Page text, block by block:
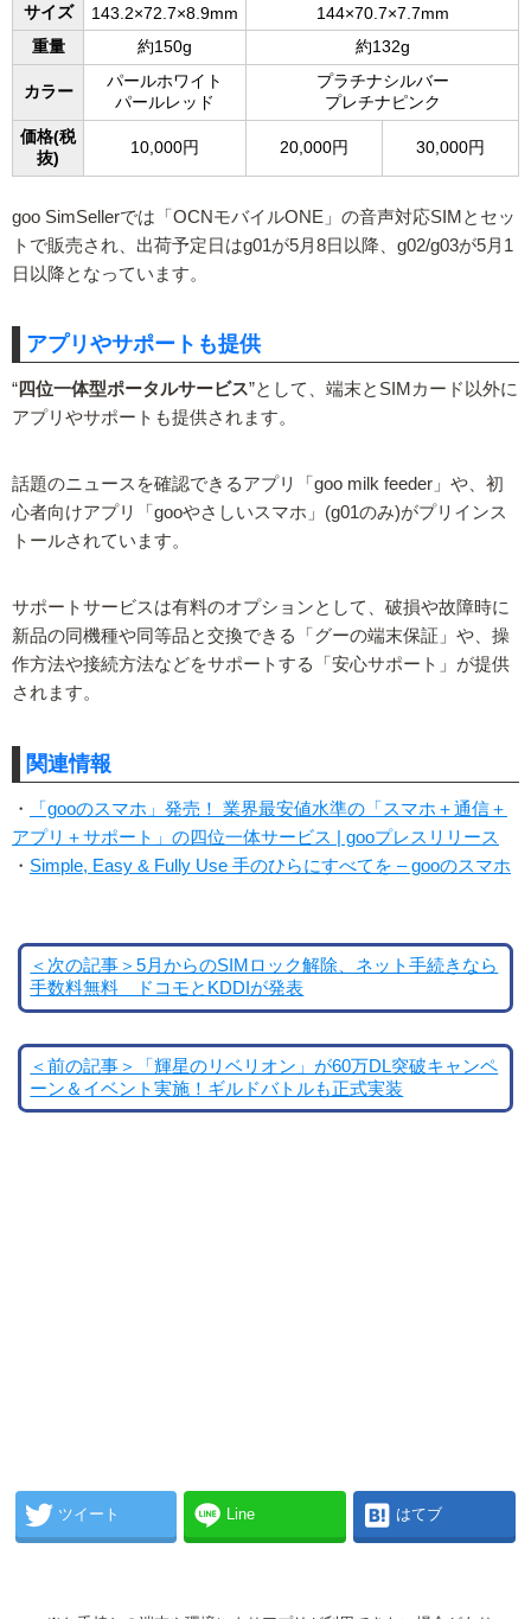
サイズ
143.2×72.7×8.9mm
144×70.7×7.7mm
重量
約150g 約132g
カラー
パールホワイト
パールレッド
プラチナシルバー
プレチナピンク
価格(税
抜)
10,000円 20,000円 30,000円
goo SimSellerでは「OCNモバイルONE」の音声対応SIMとセッ
トで販売され、出荷予定日はg01が5月8日以降、g02/g03が5月1
日以降となっています。
アプリやサポートも提供
“四位一体型ポータルサービス”として、端末とSIMカード以外に
アプリやサポートも提供されます。
話題のニュースを確認できるアプリ「goo milk feeder」や、初
心者向けアプリ「gooやさしいスマホ」(g01のみ)がプリインス
トールされています。
サポートサービスは有料のオプションとして、破損や故障時に
新品の同機種や同等品と交換できる「グーの端末保証」や、操
作方法や接続方法などをサポートする「安心サポート」が提供
されます。
関連情報
・
「gooのスマホ」発売！ 業界最安値水準の「スマホ＋通信＋
アプリ＋サポート」の四位一体サービス | gooプレスリリース
・ Simple, Easy & Fully Use 手のひらにすべてを – gooのスマホ
＜次の記事＞5月からのSIMロック解除、ネット手続きなら
手数料無料 ドコモとKDDIが発表
＜前の記事＞「輝星のリベリオン」が60万DL突破キャンペ
ーン＆イベント実施！ギルドバトルも正式実装
ツイート Line はてブ